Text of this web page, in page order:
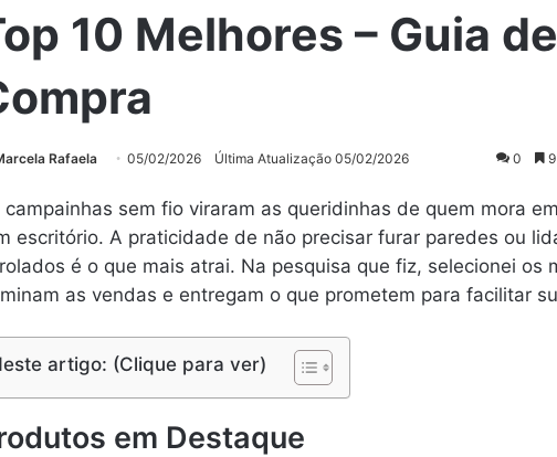
10 Melhores – Guia de
Rafaela 05/02/2026 Última Atualização 05/02/2026 0
campainhas sem fio viraram as queridinhas de quem mora
escritório. A praticidade de não precisar furar paredes ou
é o que mais atrai. Na pesquisa que fiz, selecionei os
as vendas e entregam o que prometem para facilitar
artigo: (Clique para ver)
em Destaque